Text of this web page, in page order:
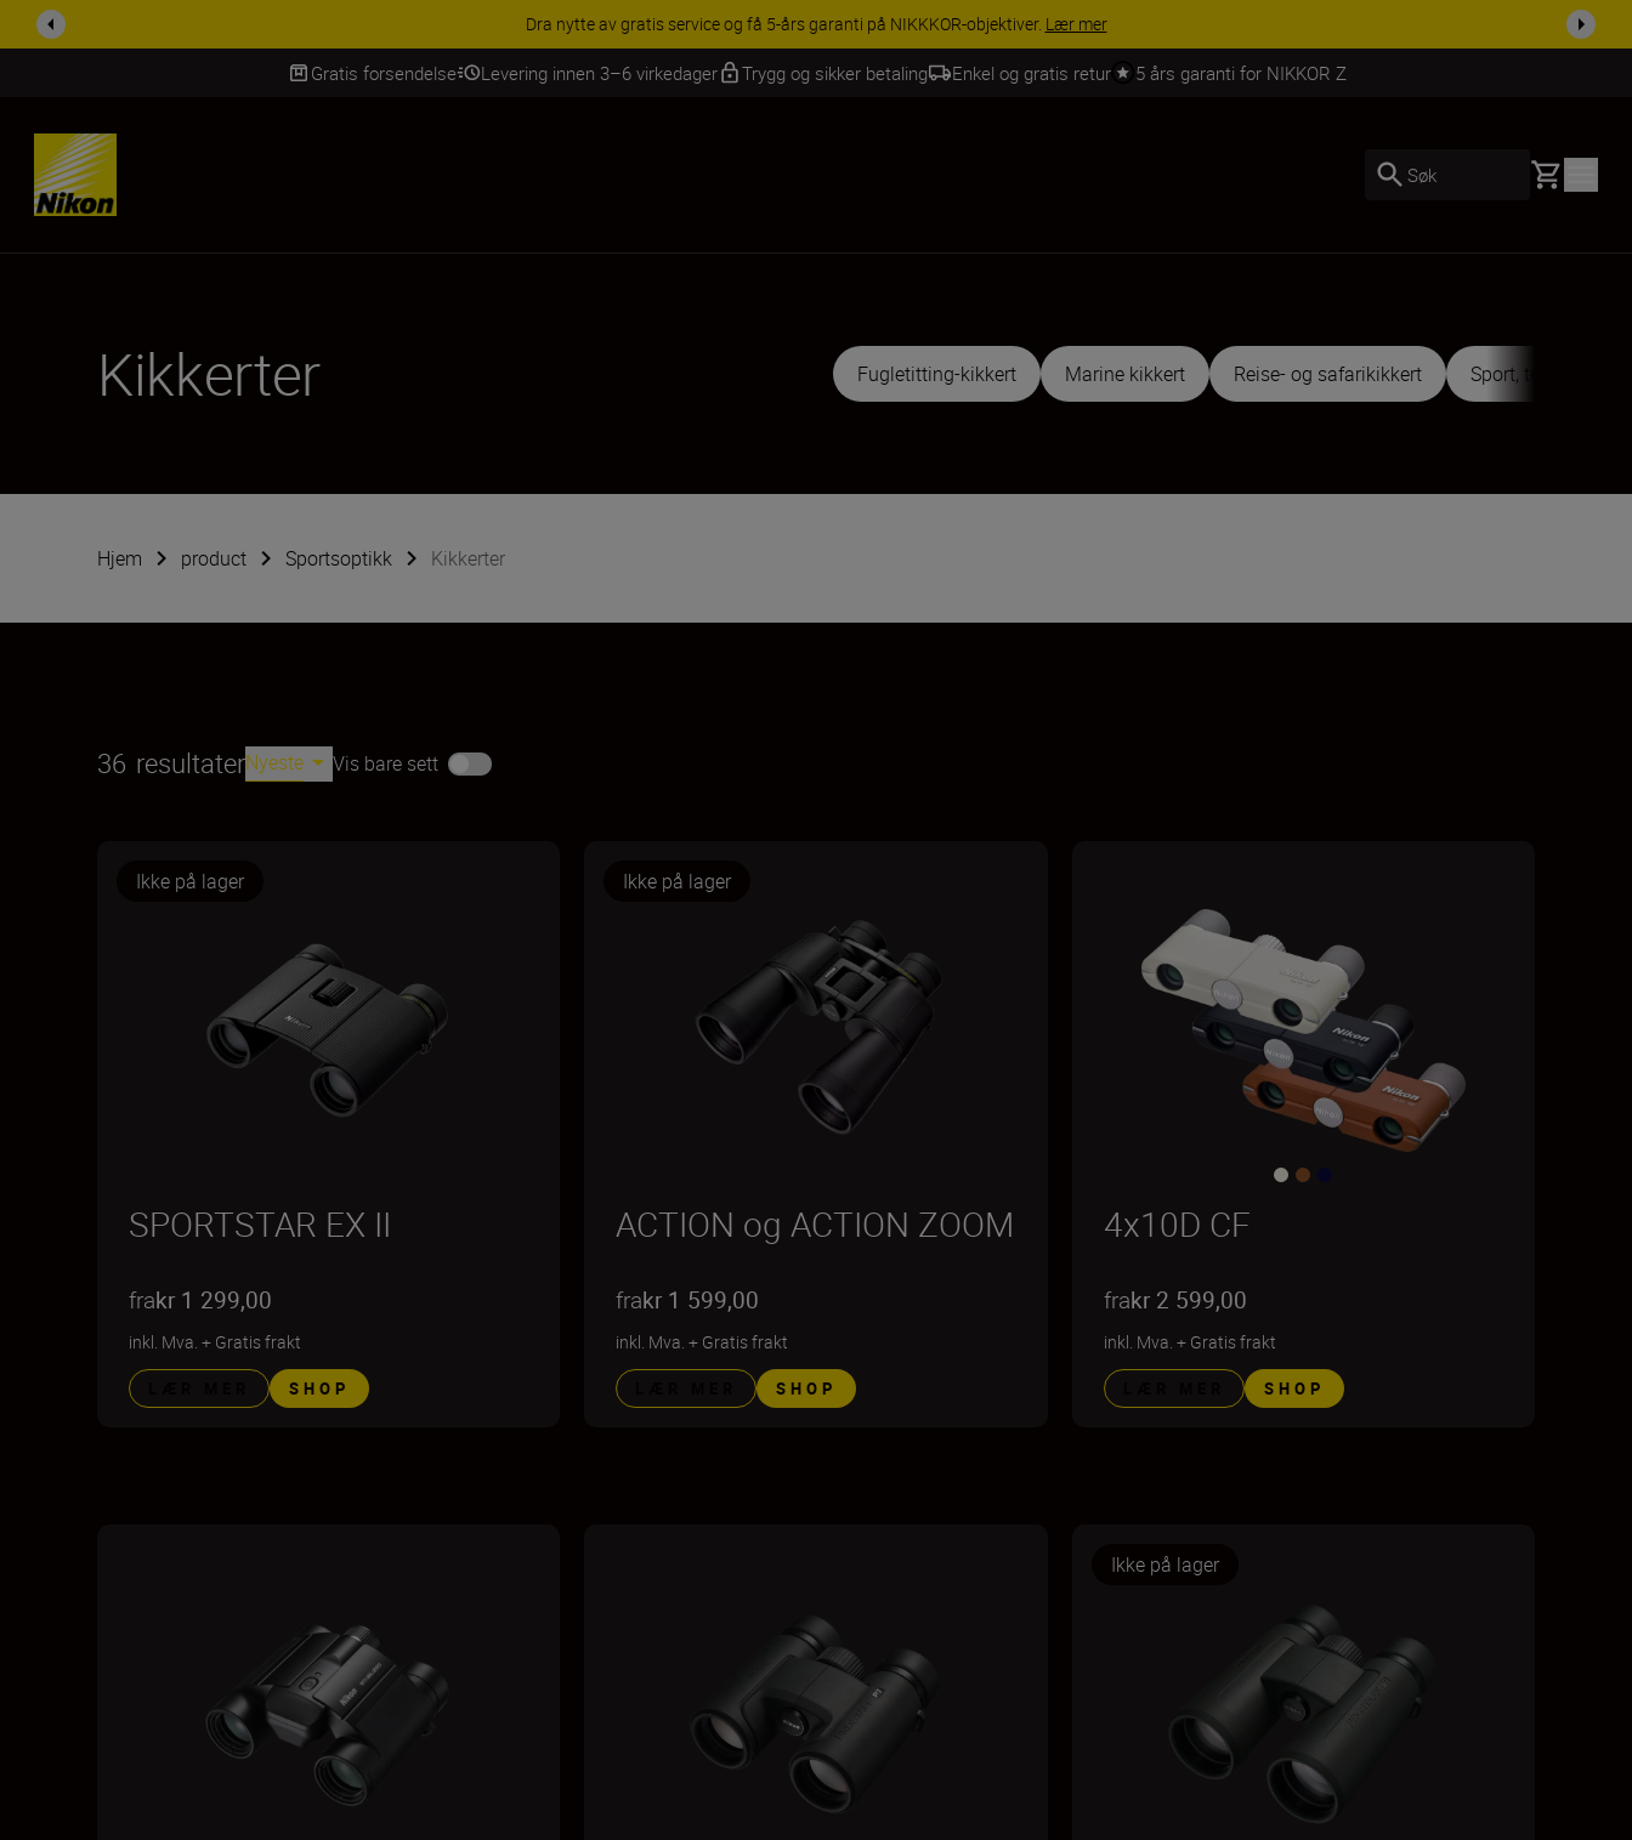
ACCESSORY SAVINGS | Få 15 % rabatt på utvalgt tilbehør, gjør fotoutstyret komplett i dag.
Gratis forsendelse Levering innen 3–6 virkedager Trygg og sikker betaling Enkel og gratis retur 5 års garanti for NIKKOR Z
Skip Content
Søk Basket
Kikkerter Fugletitting-kikkert Marine kikkert Reise- og safarikikkert Sport, teater- og
Hjem product Sportsoptikk Kikkerter
36 resultaterNyeste Vis bare sett
Ikke på lager
SPORTSTAR EX II
frakr 1 299,00
inkl. Mva. + Gratis frakt
SHOP
Ikke på lager
ACTION og ACTION ZOOM
frakr 1 599,00
inkl. Mva. + Gratis frakt
SHOP
4x10D CF
frakr 2 599,00
inkl. Mva. + Gratis frakt
SHOP
Ikke på lager